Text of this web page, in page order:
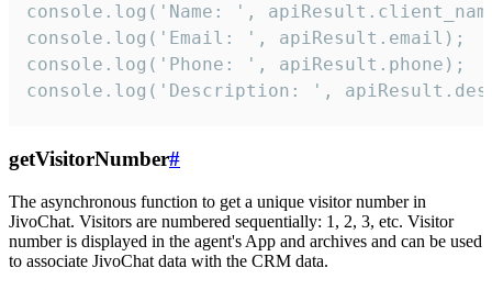
console.log('Name: ',
console.log('Email: ', apiResult.email);
console.log('Phone: ', apiResult.phone);
console.log('Description: ',
getVisitorNumber#
The asynchronous function to get a unique visitor number in
JivoChat. Visitors are numbered sequentially: 1, 2, 3, etc. Visitor
number is displayed in the agent's App and archives and can be used
to associate JivoChat data with the CRM data.